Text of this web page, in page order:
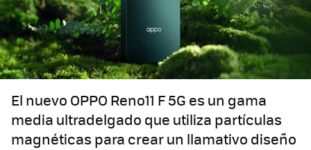
El nuevo OPPO Reno11 F 5G es un gama
media ultradelgado que utiliza partículas
magnéticas para crear un llamativo diseño